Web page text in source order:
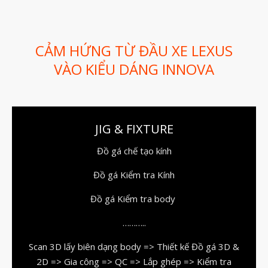
Automotive
Ứng Dụng
Thư Viện
Video
Liên Hệ
CẢM HỨNG TỪ ĐẦU XE LEXUS
VÀO KIỂU DÁNG INNOVA
JIG & FIXTURE
Đồ gá chế tạo kính
Đồ gá Kiểm tra Kính
Đồ gá Kiểm tra body
………..
Scan 3D lấy biên dạng body => Thiết kế Đồ gá 3D &
2D => Gia công => QC => Lắp ghép => Kiểm tra